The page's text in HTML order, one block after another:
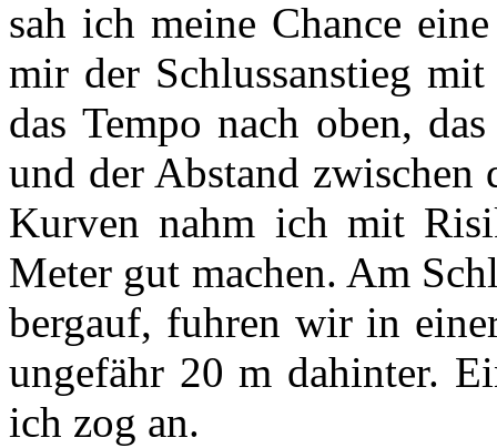
sah ich meine Chance
mir der Schlussanstieg
das Tempo nach oben,
und der Abstand
Kurven nahm ich mit
Meter gut machen. Am
bergauf, fuhren wir in
ungefähr 20 m dahinter.
ich zog an.